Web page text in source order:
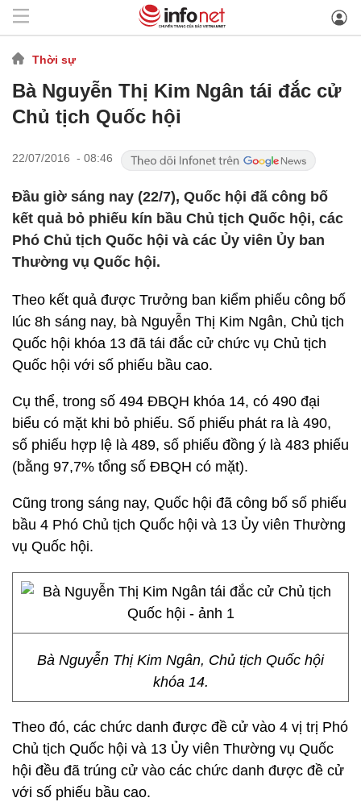
Thời sự
Bà Nguyễn Thị Kim Ngân tái đắc cử
Chủ tịch Quốc hội
22/07/2016 - 08:46
Đầu giờ sáng nay (22/7), Quốc hội đã công bố
kết quả bỏ phiếu kín bầu Chủ tịch Quốc hội, các
Phó Chủ tịch Quốc hội và các Ủy viên Ủy ban
Thường vụ Quốc hội.
Theo kết quả được Trưởng ban kiểm phiếu công bố
lúc 8h sáng nay, bà Nguyễn Thị Kim Ngân, Chủ tịch
Quốc hội khóa 13 đã tái đắc cử chức vụ Chủ tịch
Quốc hội với số phiếu bầu cao.
Cụ thể, trong số 494 ĐBQH khóa 14, có 490 đại
biểu có mặt khi bỏ phiếu. Số phiếu phát ra là 490,
số phiếu hợp lệ là 489, số phiếu đồng ý là 483 phiếu
(bằng 97,7% tổng số ĐBQH có mặt).
Cũng trong sáng nay, Quốc hội đã công bố số phiếu
bầu 4 Phó Chủ tịch Quốc hội và 13 Ủy viên Thường
vụ Quốc hội.
Bà Nguyễn Thị Kim Ngân, Chủ tịch Quốc hội
khóa 14.
Theo đó, các chức danh được đề cử vào 4 vị trị Phó
Chủ tịch Quốc hội và 13 Ủy viên Thường vụ Quốc
hội đều đã trúng cử vào các chức danh được đề cử
với số phiếu bầu cao.